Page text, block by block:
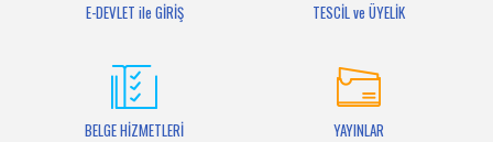
E-DEVLET ile GİRİŞ TESCİL ve ÜYELİK
BELGE HİZMETLERİ YAYINLAR